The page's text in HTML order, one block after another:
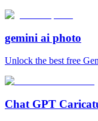
gemini ai photo
Unlock the best free
Chat GPT